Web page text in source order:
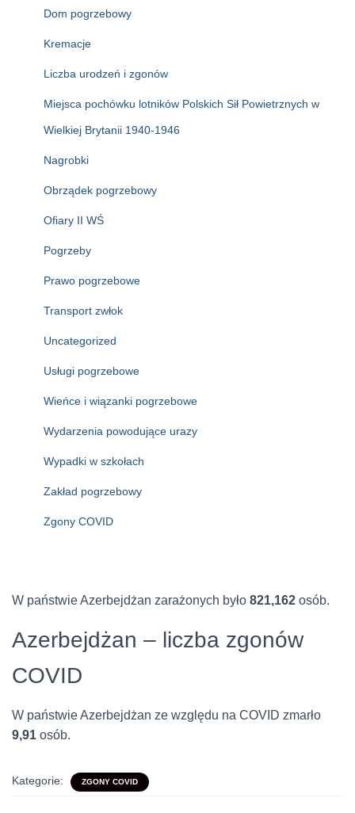
Dom pogrzebowy
Kremacje
Liczba urodzeń i zgonów
Miejsca pochówku lotników Polskich Sił Powietrznych w
Wielkiej Brytanii 1940-1946
Nagrobki
Obrządek pogrzebowy
Ofiary II WŚ
Pogrzeby
Prawo pogrzebowe
Transport zwłok
Uncategorized
Usługi pogrzebowe
Wieńce i wiązanki pogrzebowe
Wydarzenia powodujące urazy
Wypadki w szkołach
Zakład pogrzebowy
Zgony COVID
W państwie Azerbejdżan zarażonych było 821,162 osób.
Azerbejdżan – liczba zgonów
COVID
W państwie Azerbejdżan ze względu na COVID zmarło
9,91 osób.
Kategorie: ZGONY COVID